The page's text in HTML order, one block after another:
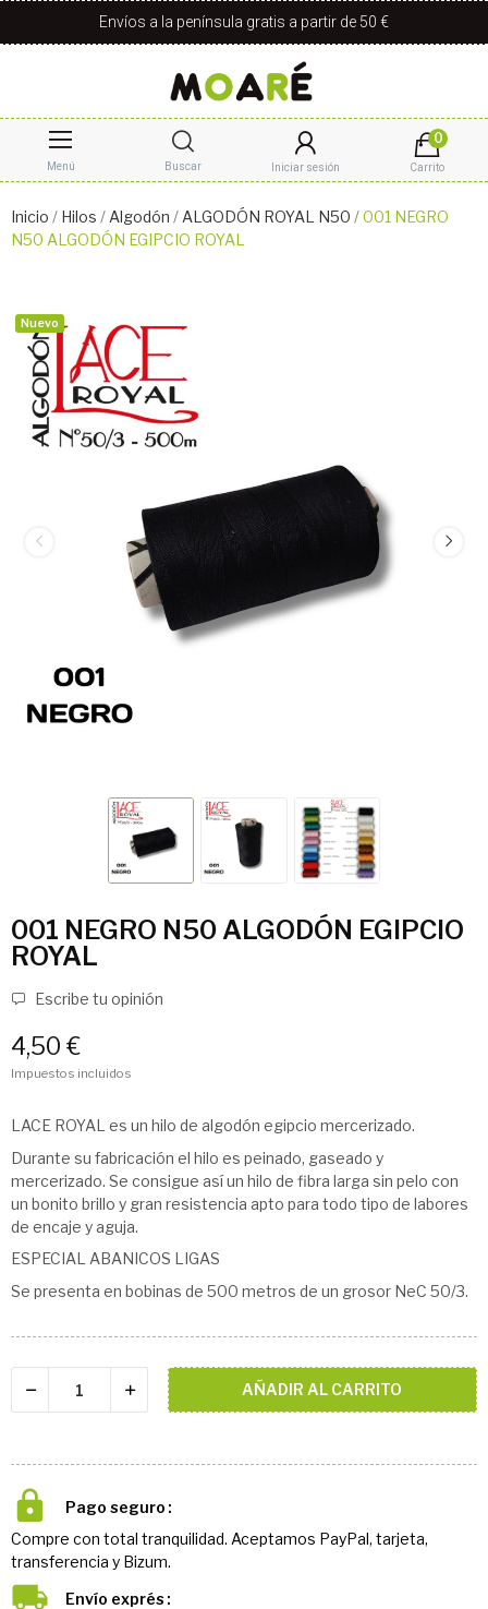
Envíos a la península gratis a partir de 50 €
Menú Buscar Iniciar sesión
0
Carrito
Inicio Hilos Algodón ALGODÓN ROYAL N50
001 NEGRO
N50 ALGODÓN EGIPCIO ROYAL
Nuevo
001 NEGRO N50 ALGODÓN EGIPCIO
ROYAL
Escribe tu opinión
4,50 €
Impuestos incluidos
LACE ROYAL es un hilo de algodón egipcio mercerizado.
Durante su fabricación el hilo es peinado, gaseado y
mercerizado. Se consigue así un hilo de fibra larga sin pelo con
un bonito brillo y gran resistencia apto para todo tipo de labores
de encaje y aguja.
ESPECIAL ABANICOS LIGAS
Se presenta en bobinas de 500 metros de un grosor NeC 50/3.
AÑADIR AL CARRITO
Pago seguro
Compre con total tranquilidad. Aceptamos PayPal, tarjeta,
transferencia y Bizum.
Envío exprés